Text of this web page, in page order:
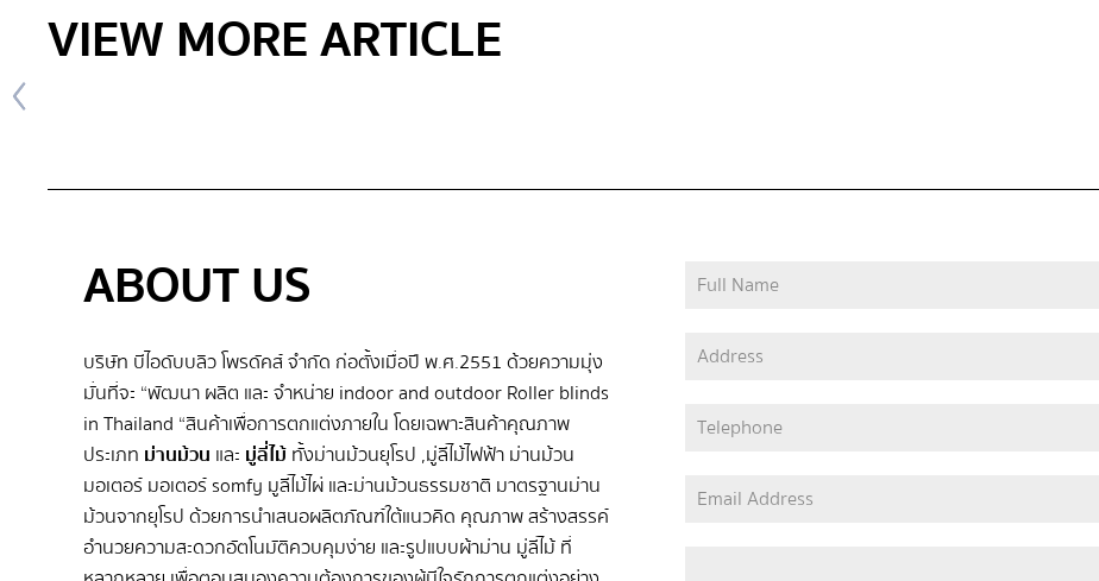
VIEW MORE ARTICLE
ABOUT US
บริษัท บีไอดับบลิว โพรดัคส์ จำกัด ก่อตั้งเมื่อปี พ.ศ.2551 ด้วยความมุ่ง
มั่นที่จะ “พัฒนา ผลิต และ จําหน่าย indoor and outdoor Roller blinds
in Thailand “สินค้าเพื่อการตกแต่งภายใน โดยเฉพาะสินค้าคุณภาพ
ประเภท ม่านม้วน และ มู่ลี่ไม้ทั้งม่านม้วนยุโรป ,มู่ลี่ไม้ไฟฟ้า ม่านม้วน
มอเตอร์ มอเตอร์ somfy มูลี่ไม้ไผ่ และม่านม้วนธรรมชาติ มาตรฐานม่าน
ม้วนจากยุโรป ด้วยการนำเสนอผลิตภัณฑ์ใต้แนวคิด คุณภาพ สร้างสรรค์
อำนวยความสะดวกอัตโนมัติควบคุมง่าย และรูปแบบผ้าม่าน มู่ลี่ไม้ ที่